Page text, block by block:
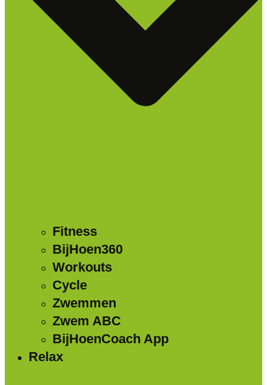
Fitness
BijHoen360
Workouts
Cycle
Zwemmen
Zwem ABC
BijHoenCoach App
Relax